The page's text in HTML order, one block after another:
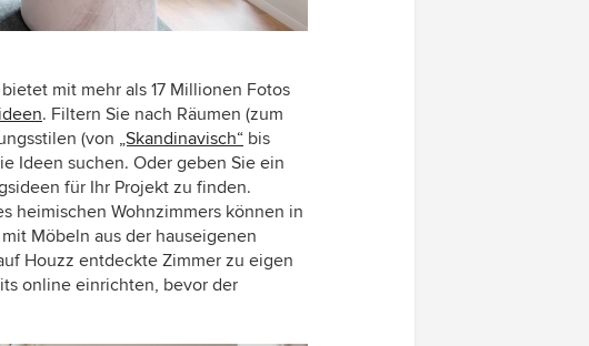
mit mehr als 17 Millionen Fotos
. Filtern Sie nach Räumen (zum
(von „Skandinavisch“ bis
Ideen suchen. Oder geben Sie ein
für Ihr Projekt zu finden.
heimischen Wohnzimmers können in
Möbeln aus der hauseigenen
Houzz entdeckte Zimmer zu eigen
online einrichten, bevor der